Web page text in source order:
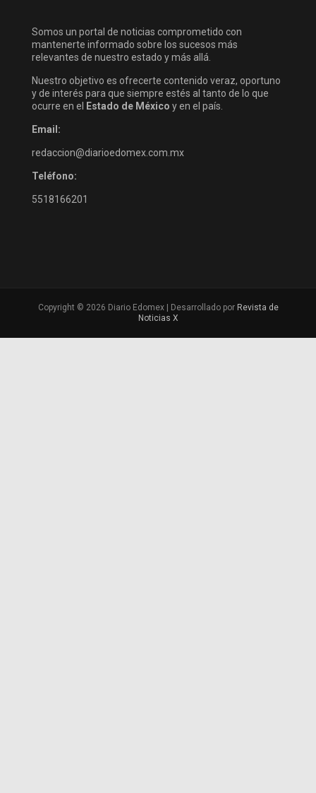
Somos un portal de noticias comprometido con
mantenerte informado sobre los sucesos más
relevantes de nuestro estado y más allá.
Nuestro objetivo es ofrecerte contenido veraz, oportuno
y de interés para que siempre estés al tanto de lo que
ocurre en el
Estado de México y en el país.
Email:
redaccion@diarioedomex.com.mx
Teléfono:
5518166201
Copyright © 2026 Diario Edomex | Desarrollado por Revista de
Noticias X